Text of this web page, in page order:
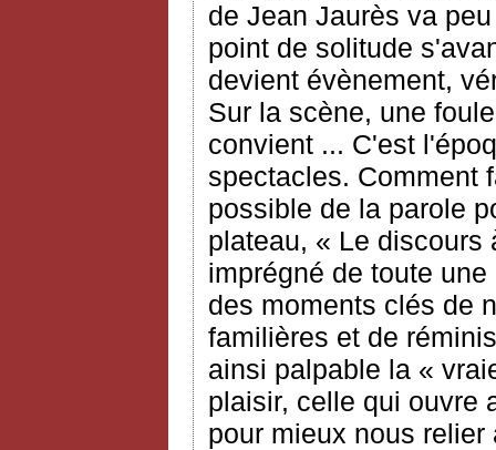
de Jean Jaurès va
point de solitude
devient évènement,
Sur la scène, une
convient ... C'est
spectacles. Comment
possible de la parole
plateau, « Le discours
imprégné de toute
des moments clés de
familières et de
ainsi palpable la «
plaisir, celle qui ouvre
pour mieux nous relier